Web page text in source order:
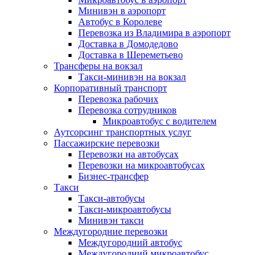
Минивэн в аэропорт
Автобус в Королеве
Перевозка из Владимира в аэропорт
Доставка в Домодедово
Доставка в Шереметьево
Трансферы на вокзал
Такси-минивэн на вокзал
Корпоративный транспорт
Перевозка рабочих
Перевозка сотрудников
Микроавтобус с водителем
Аутсорсинг транспортных услуг
Пассажирские перевозки
Перевозки на автобусах
Перевозки на микроавтобусах
Бизнес-трансфер
Такси
Такси-автобусы
Такси-микроавтобусы
Минивэн такси
Междугородние перевозки
Междугородний автобус